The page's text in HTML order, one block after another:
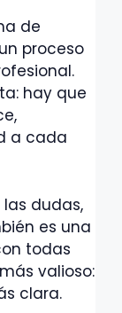
de
proceso
hay que
a cada
dudas,
es una
todas
valioso:
clara.